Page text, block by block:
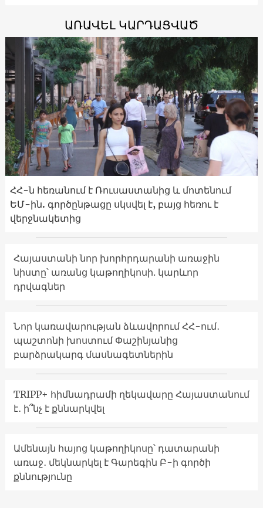
ԱՌԱՎԵԼ ԿԱՐԴԱՑՎԱԾ
ՀՀ-ն հեռանում է Ռուսաստանից և մոտենում
ԵՄ-ին. գործընթացը սկսվել է, բայց հեռու է
վերջնակետից
Հայաստանի նոր խորհրդարանի առաջին
նիստը՝ առանց կաթողիկոսի. կարևոր
դրվագներ
Նոր կառավարության ձևավորում ՀՀ-ում․
պաշտոնի խոստում Փաշինյանից
բարձրակարգ մասնագետներին
TRIPP+ հիմնադրամի ղեկավարը Հայաստանում
է․ ի՞նչ է քննարկվել
Ամենայն հայոց կաթողիկոսը՝ դատարանի
առաջ․ մեկնարկել է Գարեգին Բ-ի գործի
քննությունը